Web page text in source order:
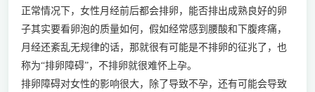
正常情况下，女性月经前后都会排卵，能否排出成熟良好的卵
子其实要看卵泡的质量如何，假如经常感到腰酸和下腹疼痛，
月经还紊乱无规律的话，那就很有可能是不排卵的征兆了，也
称为“排卵障碍”，不排卵就很难怀上孕。
排卵障碍对女性的影响很大，除了导致不孕，还有可能会导致